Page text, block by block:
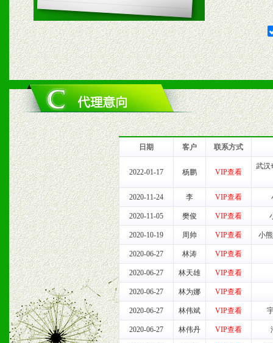
1、给予前期市场操作一定
2、对于临期，滞销品给予
六、服务优势
1、完善的信息服务咨询中
我们将及时回复您的疑问。
2、售后服务：突发性产品
以及时受理记录并合理妥
3、我们时刻整理各区销售
时收编销售效果显着的案
七、招商代理（全国各地）
1、认同我们的经营理念。
日期 客户 联系方式
2022-01-17 杨鹏 VIP查看
武汉
2020-11-24 李 VIP查看
2020-11-05 樊俊 VIP查看
2020-10-19 周帅 VIP查看 小
2020-06-27 林涛 VIP查看
2020-06-27 林天雄 VIP查看
2020-06-27 林为娜 VIP查看
2020-06-27 林伟斌 VIP查看
2020-06-27 林伟丹 VIP查看